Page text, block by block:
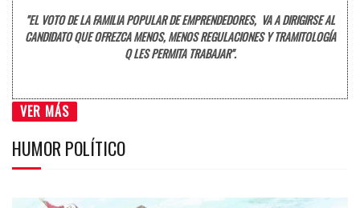
"EL VOTO DE LA FAMILIA POPULAR DE EMPRENDEDORES, VA A DIRIGIRSE AL
CANDIDATO QUE OFREZCA MENOS, MENOS REGULACIONES Y TRAMITOLOGÍA
Q LES PERMITA TRABAJAR".
VER MÁS
HUMOR POLÍTICO